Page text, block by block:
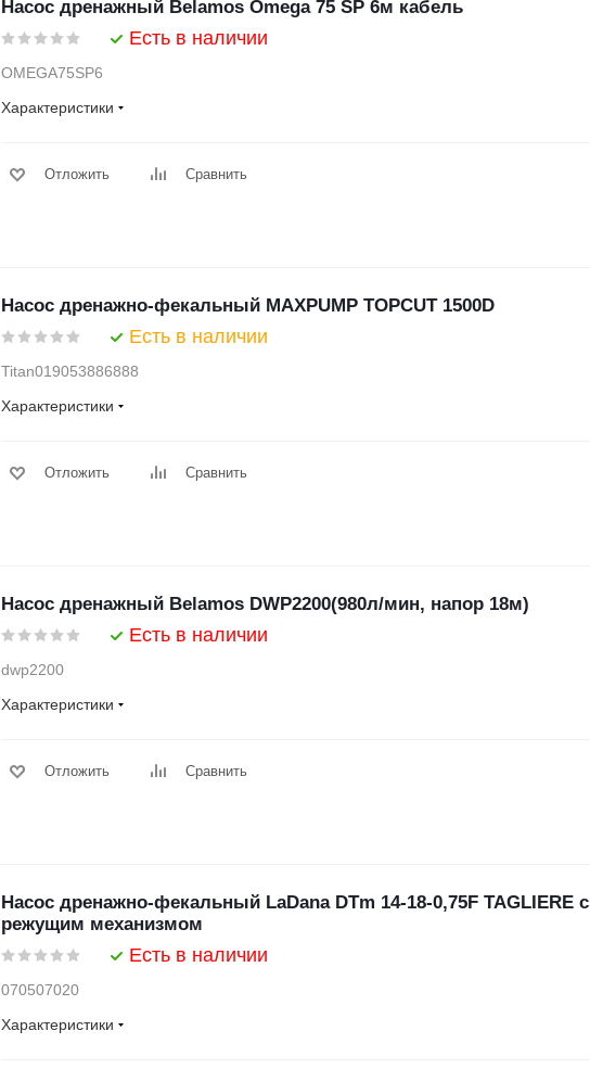
Насос дренажный Belamos Omega 75 SP 6м кабель
Есть в наличии
OMEGA75SP6
Характеристики
Отложить Сравнить
Насос дренажно-фекальный MAXPUMP TOPCUT 1500D
Есть в наличии
Titan019053886888
Характеристики
Отложить Сравнить
Насос дренажный Belamos DWP2200(980л/мин, напор 18м)
Есть в наличии
dwp2200
Характеристики
Отложить Сравнить
Насос дренажно-фекальный LaDana DTm 14-18-0,75F TAGLIERE с
режущим механизмом
Есть в наличии
070507020
Характеристики